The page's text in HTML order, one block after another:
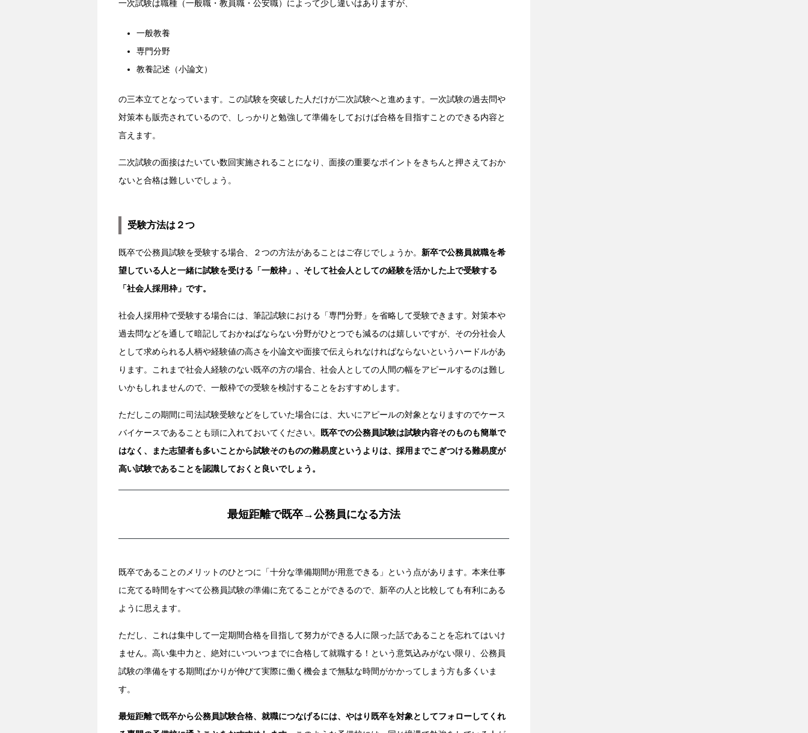
一次試験は職種（一般職・教員職・公安職）によって少し違いはありますが、
一般教養
専門分野
教養記述（小論文）
の三本立てとなっています。この試験を突破した人だけが二次試験へと進めます。一次試験の過去問や
対策本も販売されているので、しっかりと勉強して準備をしておけば合格を目指すことのできる内容と
言えます。
二次試験の面接はたいてい数回実施されることになり、面接の重要なポイントをきちんと押さえておか
ないと合格は難しいでしょう。
受験方法は２つ
既卒で公務員試験を受験する場合、２つの方法があることはご存じでしょうか。 新卒で公務員就職を希
望している人と一緒に試験を受ける「一般枠」、そして社会人としての経験を活かした上で受験する
「社会人採用枠」です。
社会人採用枠で受験する場合には、筆記試験における「専門分野」を省略して受験できます。対策本や
過去問などを通して暗記しておかねばならない分野がひとつでも減るのは嬉しいですが、その分社会人
として求められる人柄や経験値の高さを小論文や面接で伝えられなければならないというハードルがあ
ります。これまで社会人経験のない既卒の方の場合、社会人としての人間の幅をアピールするのは難し
いかもしれませんので、一般枠での受験を検討することをおすすめします。
ただしこの期間に司法試験受験などをしていた場合には、大いにアピールの対象となりますのでケース
バイケースであることも頭に入れておいてください。
既卒での公務員試験は試験内容そのものも簡単で
はなく、また志望者も多いことから試験そのものの難易度というよりは、採用までこぎつける難易度が
高い試験であることを認識しておくと良いでしょう。
最短距離で既卒→公務員になる方法
既卒であることのメリットのひとつに「十分な準備期間が用意できる」という点があります。本来仕事
に充てる時間をすべて公務員試験の準備に充てることができるので、新卒の人と比較しても有利にある
ように思えます。
ただし、これは集中して一定期間合格を目指して努力ができる人に限った話であることを忘れてはいけ
ません。高い集中力と、絶対にいついつまでに合格して就職する！という意気込みがない限り、公務員
試験の準備をする期間ばかりが伸びて実際に働く機会まで無駄な時間がかかってしまう方も多くいま
す。
最短距離で既卒から公務員試験合格、就職につなげるには、やはり既卒を対象としてフォローしてくれ